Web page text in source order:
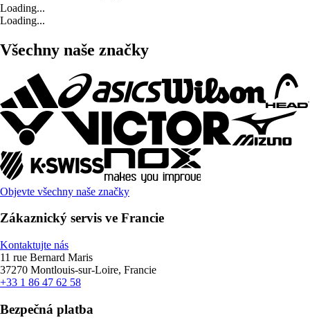
Loading...
Loading...
Všechny naše značky
Objevte všechny naše značky
Zákaznický servis ve Francie
Kontaktujte nás
11 rue Bernard Maris
37270 Montlouis-sur-Loire, Francie
+33 1 86 47 62 58
Bezpečná platba